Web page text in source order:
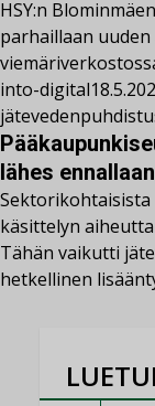
HSY:n
parhaillaan
into-digital
lähes
käsittelyn
Tähän vaikutti
hetkellinen